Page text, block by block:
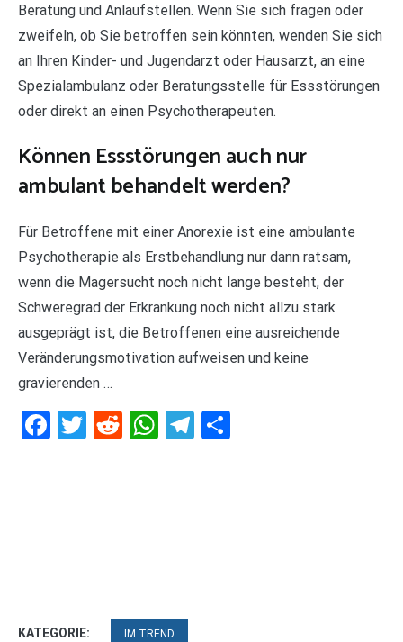
Beratung und Anlaufstellen. Wenn Sie sich fragen oder
zweifeln, ob Sie betroffen sein könnten, wenden Sie sich
an Ihren Kinder- und Jugendarzt oder Hausarzt, an eine
Spezialambulanz oder Beratungsstelle für Essstörungen
oder direkt an einen Psychotherapeuten.
Können Essstörungen auch nur
ambulant behandelt werden?
Für Betroffene mit einer Anorexie ist eine ambulante
Psychotherapie als Erstbehandlung nur dann ratsam,
wenn die Magersucht noch nicht lange besteht, der
Schweregrad der Erkrankung noch nicht allzu stark
ausgeprägt ist, die Betroffenen eine ausreichende
Veränderungsmotivation aufweisen und keine
gravierenden …
Facebook
Twitter
RedditWhatsApp
Telegram
KATEGORIE: IM TREND